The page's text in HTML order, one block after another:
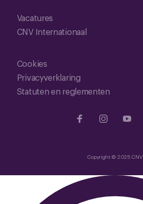
Vacatures
CNV Internationaal
Cookies
Privacyverklaring
Statuten en reglementen
Copyright © 2025 CNV